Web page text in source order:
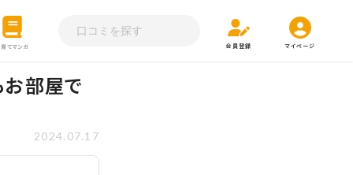
てマンガ 会員登録 マイページ
お部屋で
2024.07.17